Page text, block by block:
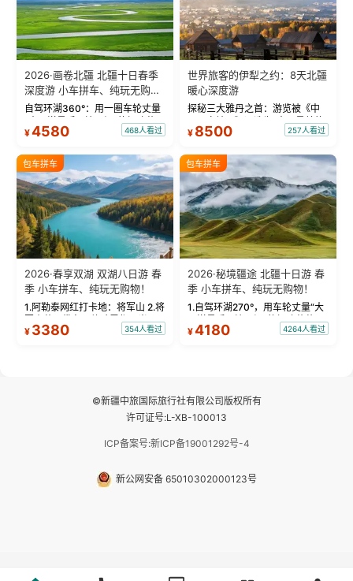
2026·画卷北疆 北疆十日春季
深度游 小车拼车、纯玩无购
物！
自驾环湖360°：用一圈车轮丈量
“大西洋最后一滴眼泪”的极致蔚
蓝。 赛湖旅拍：甄选多款风格服
绝美瞬间。 赛湖坦克300跟车视
频：专业摄影师...
¥4580 468人看过
世界旅客的伊犁之约：8天北疆
暖心深度游
探秘三大雅丹之首：游览被《中
国国家地理》评选为“中国最美的
三大雅丹”第一名的克拉玛依魔鬼
瓦人最大村落——禾木村，欣赏
晨雾与小木...
¥ 8500 257人看过
包车拼车
2026·春享双湖 双湖八日游 春
季 小车拼车、纯玩无购物！
1.阿勒泰网红打卡地：将军山 2.将
军山落日缆车，体验雪都风光 3.
将军山，夕阳派对，蹦迪party 4.
¥ 3380 354人看过
包车拼车
2026·秘境疆途 北疆十日游 春
季 小车拼车、纯玩无购物！
1.自驾环湖270°，用车轮丈量“大
西洋最后一滴眼泪”的极致蔚蓝，
让雪山、花海与深邃湖水在转弯
¥4180 4264人看过
©新疆中旅国际旅行社有限公司版权所有
许可证号:L-XB-100013
ICP备案号:新ICP备19001292号-4
新公网安备 65010302000123号